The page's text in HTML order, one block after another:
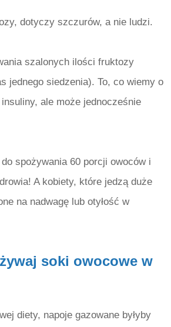
dotyczy szczurów, a nie ludzi.
szalonych ilości fruktozy
jednego siedzenia). To, co wiemy o
ale może jednocześnie
spożywania 60 porcji owoców i
A kobiety, które jedzą duże
na nadwagę lub otyłość w
soki owocowe w
diety, napoje gazowane byłyby